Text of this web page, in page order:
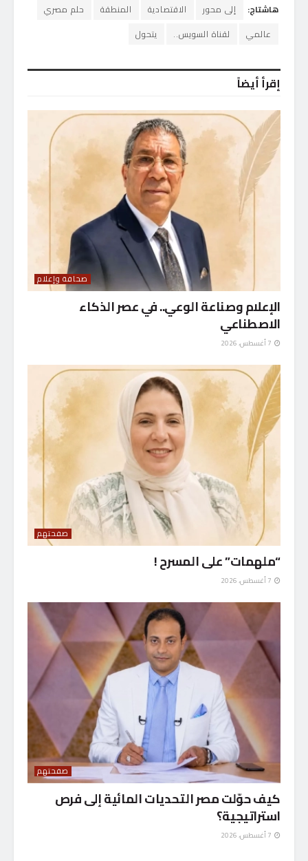
هاشتاج: إلى محور الاقتصادية المنطقة
حلم مصري
عالمي
لقناة السويس.. يتحول
إقرأ أيضاً
صحافة وإعلام
الإعلام وصناعة الوعي.. في عصر الذكاء
الاصطناعي
صفحتهم
“ملهمات” على المسرح !
صفحتهم
كيف حوّلت مصر التحديات المائية إلى فرص
استراتيجية؟